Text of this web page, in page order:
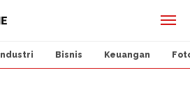
Industri Bisnis Keuangan